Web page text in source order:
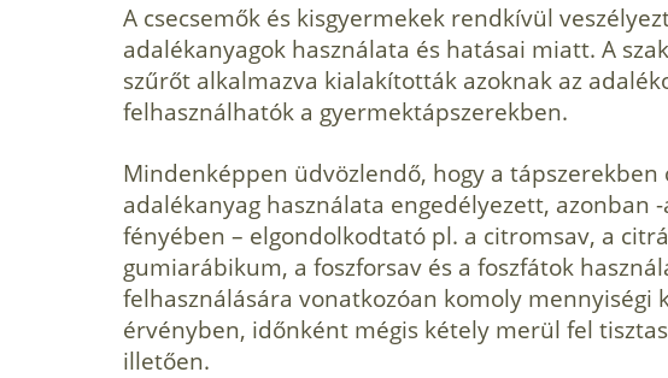
A csecsemők és kisgyermekek rendkívül
adalékanyagok használata és hatásai miatt. A
szűrőt alkalmazva kialakították azoknak az
felhasználhatók a gyermektápszerekben.
Mindenképpen üdvözlendő, hogy a tápszerekben
adalékanyag használata engedélyezett, azonban
fényében – elgondolkodtató pl. a citromsav, a
gumiarábikum, a foszforsav és a foszfá­tok
felhasználására vonatkozóan komoly mennyiségi
érvényben, időnként mégis ké­tely merül fel
illetően.